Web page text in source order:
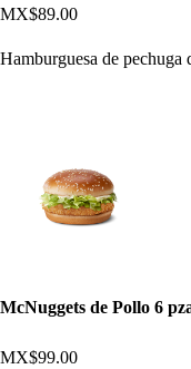
MX$89.00
Hamburguesa de pechuga
McNuggets de Pollo 6
MX$99.00